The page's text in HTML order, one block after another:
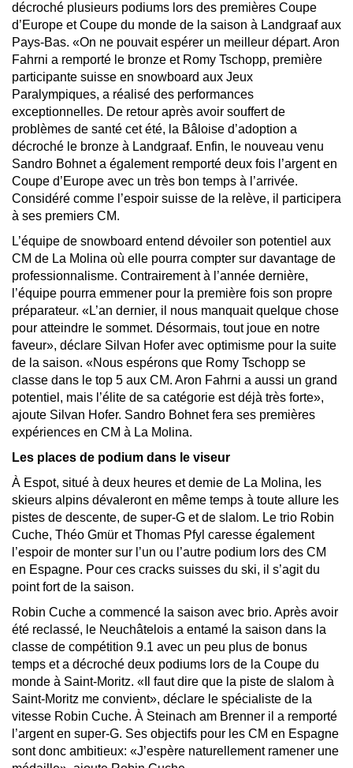
décroché plusieurs podiums lors des premières Coupe
d’Europe et Coupe du monde de la saison à Landgraaf aux
Pays-Bas. «On ne pouvait espérer un meilleur départ. Aron
Fahrni a remporté le bronze et Romy Tschopp, première
participante suisse en snowboard aux Jeux
Paralympiques, a réalisé des performances
exceptionnelles. De retour après avoir souffert de
problèmes de santé cet été, la Bâloise d’adoption a
décroché le bronze à Landgraaf. Enfin, le nouveau venu
Sandro Bohnet a également remporté deux fois l’argent en
Coupe d’Europe avec un très bon temps à l’arrivée.
Considéré comme l’espoir suisse de la relève, il participera
à ses premiers CM.
L’équipe de snowboard entend dévoiler son potentiel aux
CM de La Molina où elle pourra compter sur davantage de
professionnalisme. Contrairement à l’année dernière,
l’équipe pourra emmener pour la première fois son propre
préparateur. «L’an dernier, il nous manquait quelque chose
pour atteindre le sommet. Désormais, tout joue en notre
faveur», déclare Silvan Hofer avec optimisme pour la suite
de la saison. «Nous espérons que Romy Tschopp se
classe dans le top 5 aux CM. Aron Fahrni a aussi un grand
potentiel, mais l’élite de sa catégorie est déjà très forte»,
ajoute Silvan Hofer. Sandro Bohnet fera ses premières
expériences en CM à La Molina.
Les places de podium dans le viseur
À Espot, situé à deux heures et demie de La Molina, les
skieurs alpins dévaleront en même temps à toute allure les
pistes de descente, de super-G et de slalom. Le trio Robin
Cuche, Théo Gmür et Thomas Pfyl caresse également
l’espoir de monter sur l’un ou l’autre podium lors des CM
en Espagne. Pour ces cracks suisses du ski, il s’agit du
point fort de la saison.
Robin Cuche a commencé la saison avec brio. Après avoir
été reclassé, le Neuchâtelois a entamé la saison dans la
classe de compétition 9.1 avec un peu plus de bonus
temps et a décroché deux podiums lors de la Coupe du
monde à Saint-Moritz. «Il faut dire que la piste de slalom à
Saint-Moritz me convient», déclare le spécialiste de la
vitesse Robin Cuche. À Steinach am Brenner il a remporté
l’argent en super-G. Ses objectifs pour les CM en Espagne
sont donc ambitieux: «J’espère naturellement ramener une